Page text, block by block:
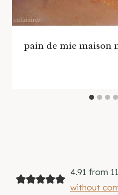
pain de mie maison
4.91 from
without